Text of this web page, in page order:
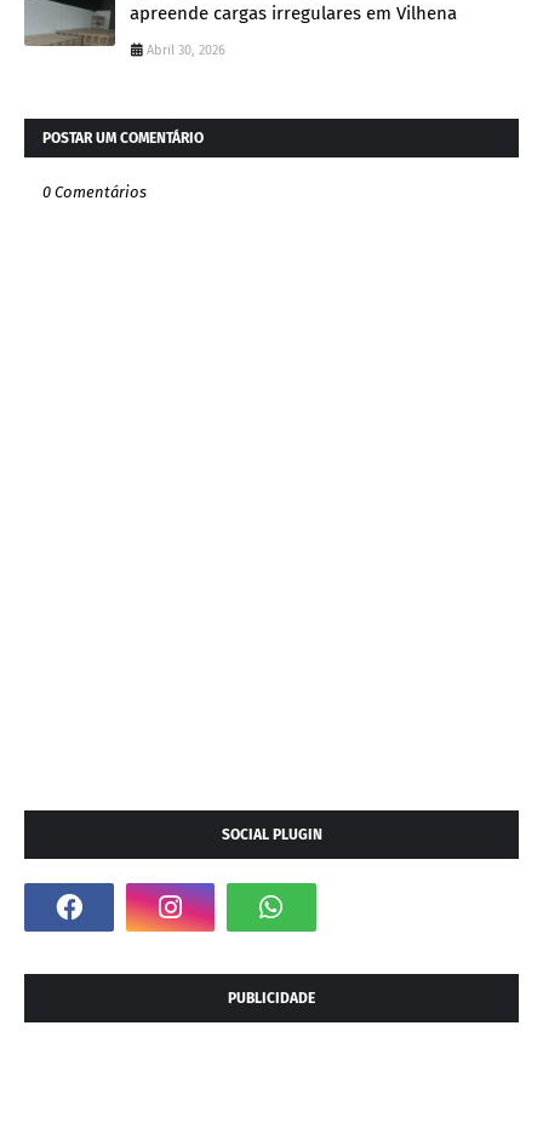
apreende cargas irregulares em Vilhena
Abril 30, 2026
POSTAR UM COMENTÁRIO
0 Comentários
SOCIAL PLUGIN
PUBLICIDADE